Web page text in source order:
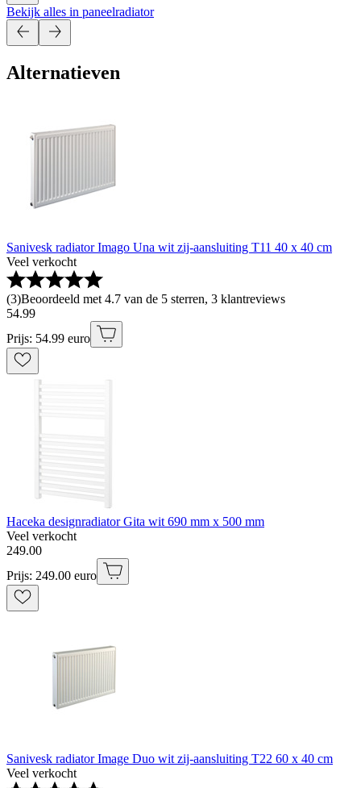
Bekijk alles in paneelradiator
Alternatieven
Sanivesk radiator Imago Una wit zij-aansluiting T11 40 x 40 cm
Veel verkocht
(3)Beoordeeld met 4.7 van de 5 sterren, 3 klantreviews
54.99
Prijs: 54.99 euro
Haceka designradiator Gita wit 690 mm x 500 mm
Veel verkocht
249.00
Prijs: 249.00 euro
Sanivesk radiator Image Duo wit zij-aansluiting T22 60 x 40 cm
Veel verkocht